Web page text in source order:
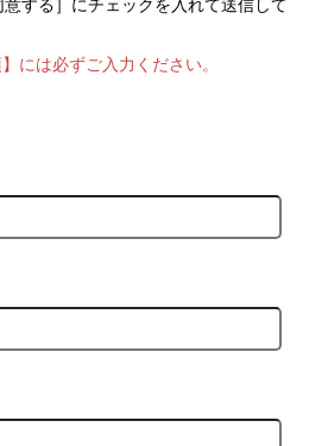
する］にチェックを入れて送信して
には必ずご入力ください。